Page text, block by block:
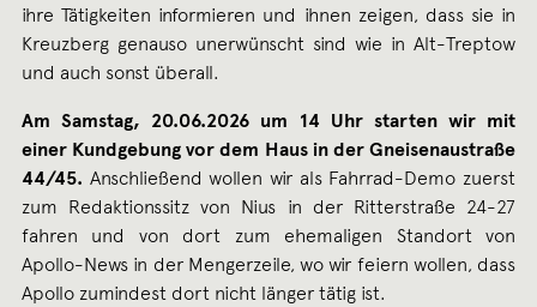
ihre Tätigkeiten informieren und ihnen zeigen, dass sie in
Kreuzberg genauso unerwünscht sind wie in Alt-Treptow
und auch sonst überall.
Am Samstag, 20.06.2026 um 14 Uhr starten wir mit
einer Kundgebung vor dem Haus in der Gneisenaustraße
44/45. Anschließend wollen wir als Fahrrad-Demo zuerst
zum Redaktionssitz von Nius in der Ritterstraße 24-27
fahren und von dort zum ehemaligen Standort von
Apollo-News in der Mengerzeile, wo wir feiern wollen, dass
Apollo zumindest dort nicht länger tätig ist.